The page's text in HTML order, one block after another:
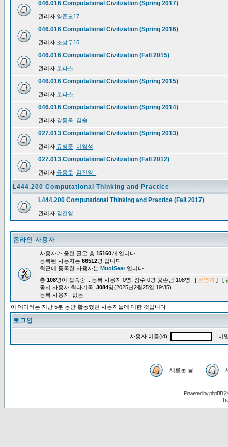
046.016 Computational Civilization (Spring 2017)
관리자 양준모17
046.016 Computational Civilization (Spring 2016)
관리자 조상우15
046.016 Computational Civilization (Fall 2015)
관리자 로파스
046.016 Computational Civilization (Spring 2015)
관리자 로파스
046.016 Computational Civilization (Spring 2014)
관리자 강동옥 김솔
027.013 Computational Civilization (Spring 2013)
관리자 유병준 이영석
027.013 Computational Civilization (Fall 2012)
관리자 윤용호 김진영_
L444.200 Computational Thinking and Practice
L444.200 Computational Thinking and Practice (Fall 2017)
관리자 김진영_
온라인 사용자
사용자가 올린 글은 총 15160개 입니다
등록된 사용자는 66512명 입니다
최근에 등록한 사용자는 MuoiSear입니다
총 108명이 접속중 :: 등록 사용자 0명, 잠수 0명 및손님 108명 [ 운영자 ] [
동시 사용자 최다기록: 3084명(2025년2월25일 19:35)
등록 사용자: 없음
이 데이터는 지난 5분 동안 활동했던 사용자들에 대한 것입니다
로그인
사용자 이름(id): 비
새로운 글
Powered byphpBB